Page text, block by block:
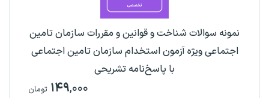
نمونه سوالات شناخت و قوانین و مقررات سازمان تامین
اجتماعی ویژه آزمون استخدام سازمان تامین اجتماعی
با پاسخ‌نامه تشریحی
۱۴۹,۰۰۰ تومان